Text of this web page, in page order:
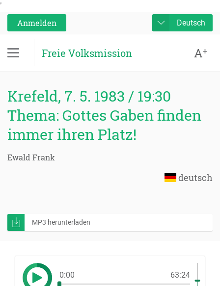
'
Anmelden
Deutsch
Freie Volksmission A+
Krefeld, 7. 5. 1983 / 19:30
Thema: Gottes Gaben finden
immer ihren Platz!
Ewald Frank
deutsch
MP3 herunterladen
0:00 63:24